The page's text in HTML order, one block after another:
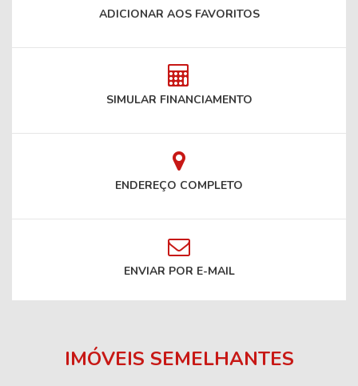
ADICIONAR AOS FAVORITOS
SIMULAR FINANCIAMENTO
ENDEREÇO COMPLETO
ENVIAR POR E-MAIL
IMÓVEIS SEMELHANTES